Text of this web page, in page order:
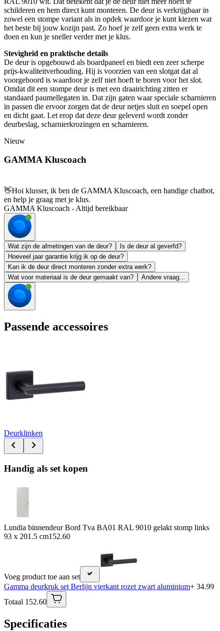
schilderen en hem direct kunt monteren. De deur is verkrijgbaar in
zowel een stompe variant als in opdek waardoor je kunt kiezen wat
het beste bij jouw kozijn past. Zo hoef je zelf geen extra werk te
doen en kun je sneller verder met je klus.
Stevigheid en praktische details
De deur is opgebouwd als boardpaneel en biedt een zeer scherpe
prijs-kwaliteitverhouding. Hij is voorzien van een slotgat dat al
voorgeboord is waardoor je zelf niet hoeft te boren voor het slot.
Omdat dit een stompe deur is met een draairichting zitten er
standaard paumellegaten in. Dat zijn gaten waar speciale scharnieren
in passen die ervoor zorgen dat de deur netjes sluit en soepel open
en dicht gaat. Let erop dat deze deur geleverd wordt zonder
deurbeslag, scharnierkrozingen en scharnieren.
Nieuw
GAMMA Kluscoach
👋Hoi klusser, ik ben de GAMMA Kluscoach, een handige chatbot,
en help je graag met je klus.
GAMMA Kluscoach - Altijd bereikbaar
Wat zijn de afmetingen van de deur?
Is de deur al geverfd?
Hoeveel jaar garantie krijg ik op de deur?
Kan ik de deur direct monteren zonder extra werk?
Wat voor materiaal is de deur gemaakt van?
Andere vraag...
Passende accessoires
Deurklinken
Handig als set kopen
Lundia binnendeur Bord Tva BA01 RAL 9010 gelakt stomp links
93 x 201.5 cm152.60
Voeg product toe aan set
Gamma deurkruk set Berlijn vierkant rozet zwart aluminium+ 34.99
Totaal 152.60
Specificaties